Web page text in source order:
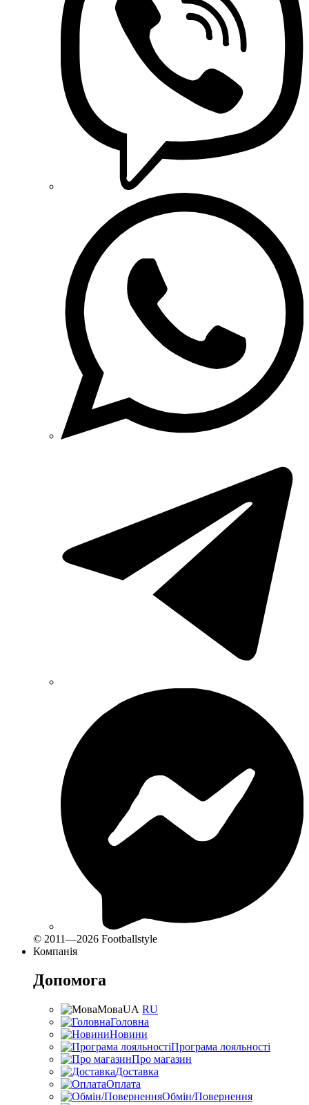
© 2011—2026 Footballstyle
Компанія
Допомога
МоваUA RU
Головна
Новини
Програма лояльності
Про магазин
Доставка
Оплата
Обмін/Повернення